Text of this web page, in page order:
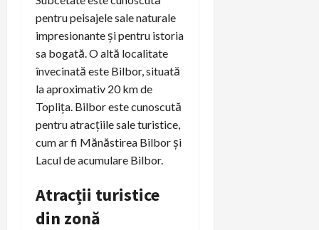
pentru peisajele sale naturale
impresionante și pentru istoria
sa bogată. O altă localitate
învecinată este Bilbor, situată
la aproximativ 20 km de
Toplița. Bilbor este cunoscută
pentru atracțiile sale turistice,
cum ar fi Mănăstirea Bilbor și
Lacul de acumulare Bilbor.
Atracții turistice
din zonă